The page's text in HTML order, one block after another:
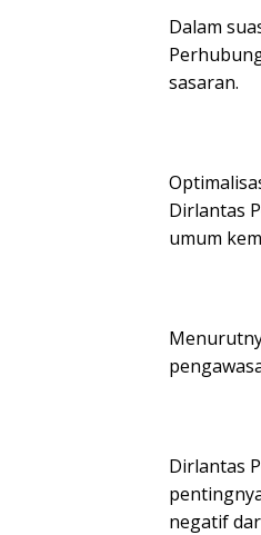
Dalam
sasaran.
Dirlantas
umum
Dirlantas
negatif